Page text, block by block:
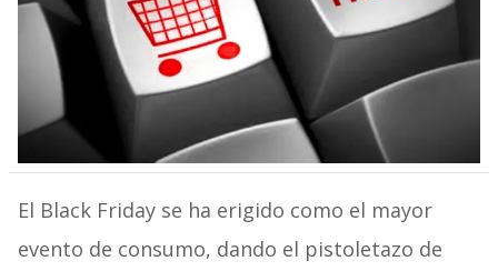
El Black Friday se ha erigido como el mayor
evento de consumo, dando el pistoletazo de